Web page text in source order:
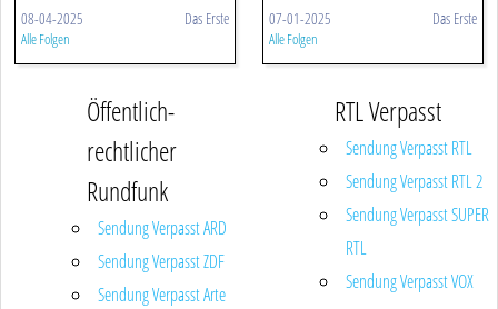
08-04-2025 Das Erste
Alle Folgen
07-01-2025 Das Erste
Alle Folgen
Öffentlich-
rechtlicher
Rundfunk
Sendung Verpasst ARD
Sendung Verpasst ZDF
Sendung Verpasst Arte
RTL Verpasst
Sendung Verpasst RTL
Sendung Verpasst RTL 2
Sendung Verpasst SUPER
RTL
Sendung Verpasst VOX